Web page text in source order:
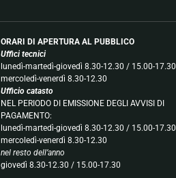
ORARI DI APERTURA AL PUBBLICO
Uffici tecnici
lunedì-martedì-giovedì 8.30-12.30 / 15.00-17.30
mercoledì-venerdì 8.30-12.30
Ufficio catasto
NEL PERIODO DI EMISSIONE DEGLI AVVISI DI
PAGAMENTO:
lunedì-martedì-giovedì 8.30-12.30 / 15.00-17.30
mercoledì-venerdì 8.30-12.30
nel resto dell’anno
giovedì 8.30-12.30 / 15.00-17.30